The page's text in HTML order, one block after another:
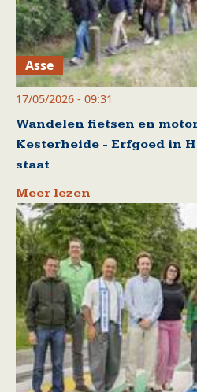
Asse
17/05/2026 - 09:31
Wandelen fietsen en
Kesterheide - Erfgoed in
staat
Meer lezen